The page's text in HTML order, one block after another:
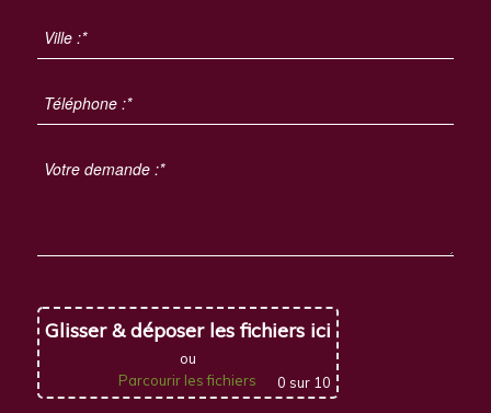
Glisser & déposer les fichiers ici
ou
Parcourir les fichiers
0 sur 10